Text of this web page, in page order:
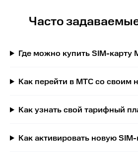
Часто
Где можно купить SIM-
Как перейти в МТС со своим
Как узнать свой тарифный
Как активировать новую